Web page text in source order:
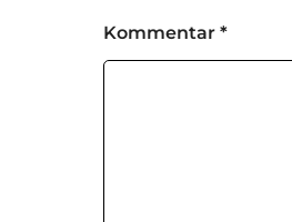
Kommentar *